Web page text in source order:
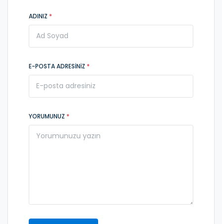
ADINIZ *
E-POSTA ADRESINIZ *
YORUMUNUZ *